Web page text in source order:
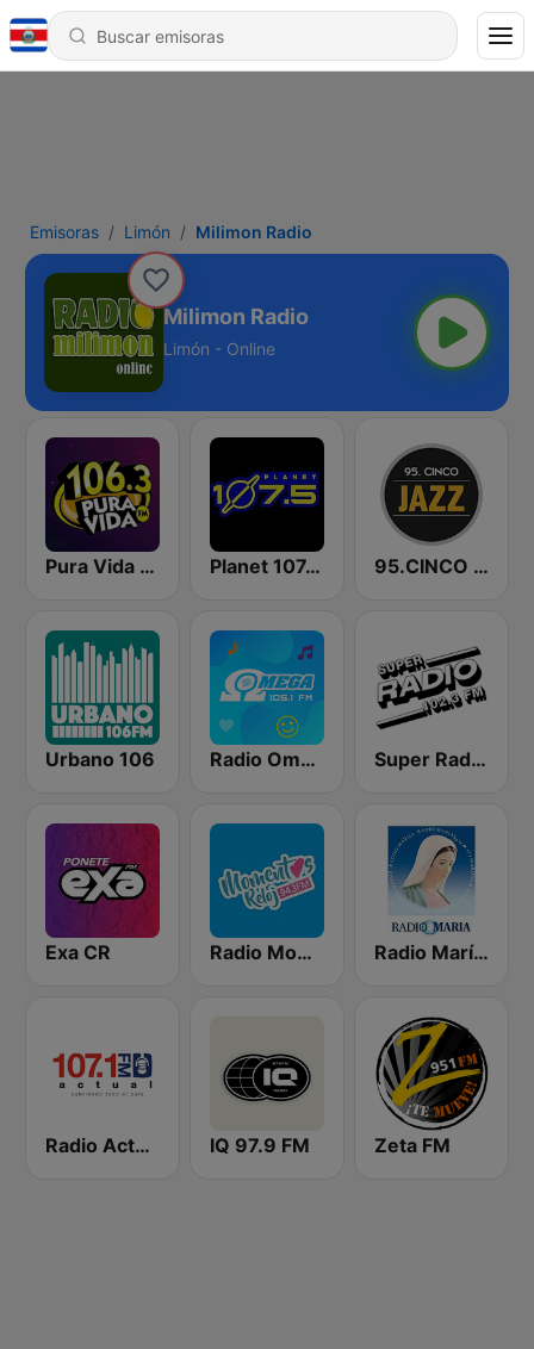
Emisoras Limón Milimon Radio
Milimon Radio
Limón - Online
Pura Vida 106.3 FM Planet 107.5 FM 95.CINCO Jazz
Urbano 106 Radio Omega Stereo Super Radio FM
Exa CR Radio Momentos Reloj Radio María Costa Rica
Radio Actual 107.1 FM IQ 97.9 FM Zeta FM